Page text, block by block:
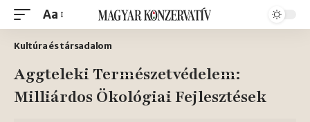
Aa
Kultúra és társadalom
Aggteleki Természetvédelem:
Milliárdos Ökológiai Fejlesztések